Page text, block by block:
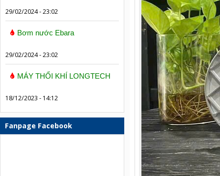
29/02/2024 - 23:02
Bơm nước Ebara
29/02/2024 - 23:02
MÁY THỔI KHÍ LONGTECH
18/12/2023 - 14:12
Fanpage Facebook